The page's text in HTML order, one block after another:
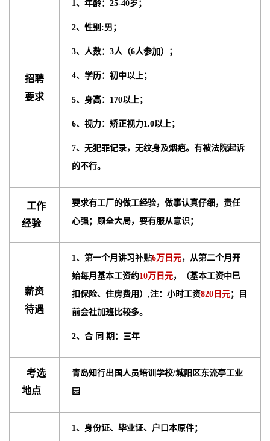
招聘
要求
1、年龄：25-40岁；
2、性别:男；
3、人数：3人（6人参加）；
4、学历：初中以上；
5、身高：170以上；
6、视力：矫正视力1.0以上；
7、无犯罪记录，无纹身及烟疤。有被法院起诉
的不行。
工作
经验
要求有工厂的做工经验，做事认真仔细，责任
心强；顾全大局，要有服从意识；
薪资
待遇
1、第一个月讲习补贴6万日元，从第二个月开
始每月基本工资约10万日元，（基本工资中已
扣保险、住房费用）,注：小时工资820日元；目
前会社加班比较多。
2、合 同 期：三年
考选
地点
青岛知行出国人员培训学校/城阳区东流亭工业
园
1、身份证、毕业证、户口本原件；